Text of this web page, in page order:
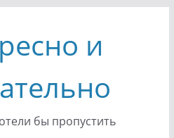
и
бы пропустить